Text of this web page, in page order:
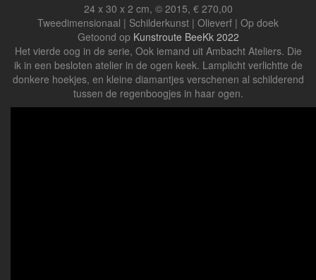
24 x 30 x 2 cm, © 2015, € 270,00
Tweedimensionaal | Schilderkunst | Olieverf | Op doek
Getoond op Kunstroute BeeKk 2022
Het vierde oog in de serie, Ook iemand uit Ambacht Ateliers. Die
ik in een besloten atelier in de ogen keek. Lamplicht verlichtte de
donkere hoekjes, en kleine diamantjes verschenen al schilderend
tussen de regenboogjes in haar ogen.